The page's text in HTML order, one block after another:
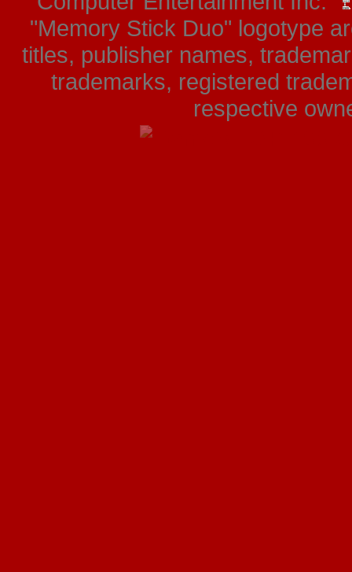
"Memory Stick Duo" logotype
titles, publisher names,
trademarks, registered
respective